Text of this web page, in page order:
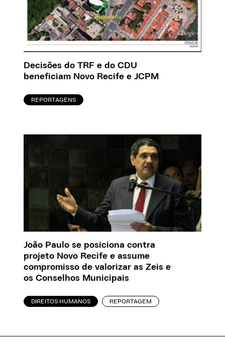
Decisões do TRF e do CDU
beneficiam Novo Recife e JCPM
REPORTAGENS
João Paulo se posiciona contra
projeto Novo Recife e assume
compromisso de valorizar as Zeis e
os Conselhos Municipais
DIREITOS HUMANOS REPORTAGEM